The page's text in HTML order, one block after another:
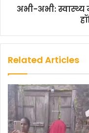
अभी-अभी: स्वास्थ्य
Related Articles